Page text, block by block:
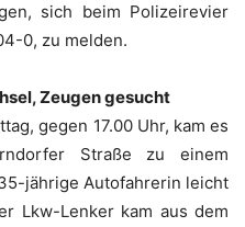
sich beim Polizeirevier
0, zu melden.
Zeugen gesucht
gegen 17.00 Uhr, kam es
Straße zu einem
jährige Autofahrerin leicht
Lkw-Lenker kam aus dem